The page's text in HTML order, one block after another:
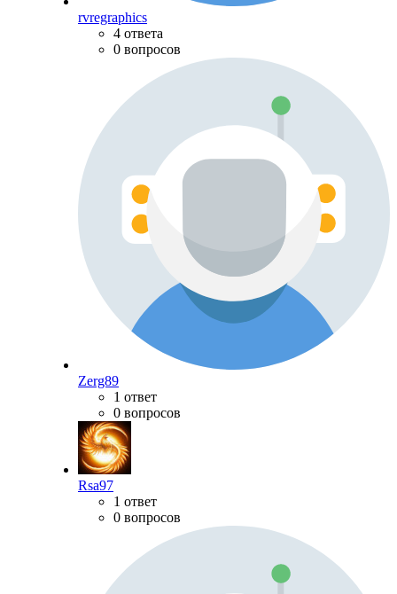
rvregraphics
4 ответа
0 вопросов
Zerg89
1 ответ
0 вопросов
Rsa97
1 ответ
0 вопросов